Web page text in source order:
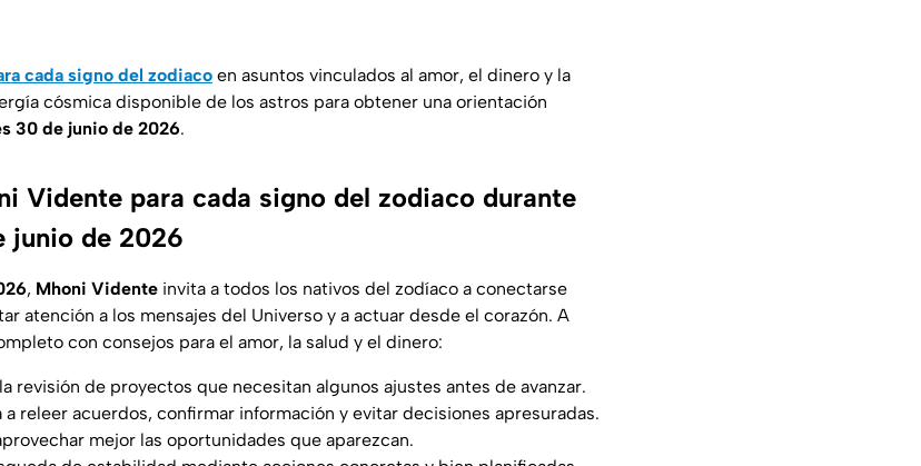
cada signo del zodiaco en asuntos vinculados al amor, el dinero y la
cósmica disponible de los astros para obtener una orientación
30 de junio de 2026.
Vidente para cada signo del zodiaco durante
junio de 2026
, Mhoni Vidente invita a todos los nativos del zodíaco a conectarse
atención a los mensajes del Universo y a actuar desde el corazón. A
con consejos para el amor, la salud y el dinero:
revisión de proyectos que necesitan algunos ajustes antes de avanzar.
releer acuerdos, confirmar información y evitar decisiones apresuradas.
mejor las oportunidades que aparezcan.